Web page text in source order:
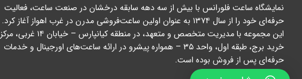
نمایشگاه ساعت فلورانس با بیش از سه دهه سابقه درخشان در صنعت ساعت، فعالیت
حرفه‌ای خود را از سال ۱۳۷۴ به عنوان اولین ساعت‌فروشی مدرن در غرب اهواز آغاز کرد.
این مجموعه با مدیریت متخصص و متعهد، در منطقه کیانپارس – خیابان ۱۴ غربی، مرکز
خرید برج، طبقه اول، واحد ۳۵ – همواره پیشرو در ارائه ساعت‌های اورجینال و خدمات
حرفه‌ای پس از فروش بوده است.